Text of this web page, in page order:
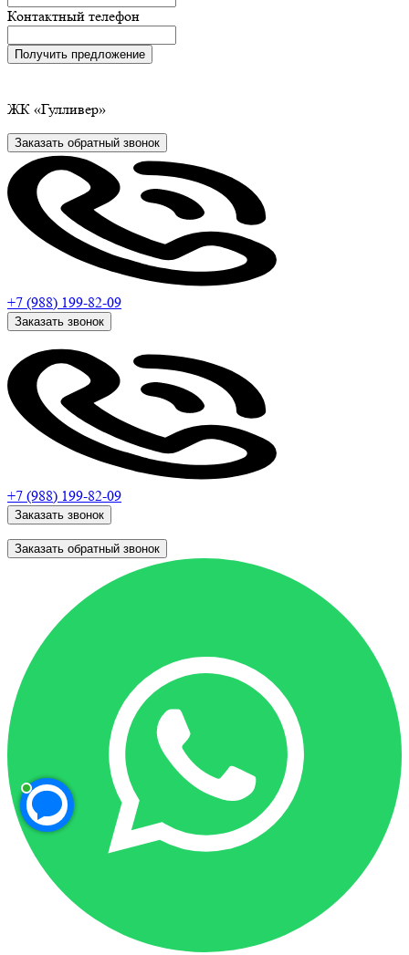
Контактный телефон
Получить предложение
ЖК «Гулливер»
Заказать обратный звонок
+7 (988) 199-82-09
Заказать звонок
+7 (988) 199-82-09
Заказать звонок
Заказать обратный звонок